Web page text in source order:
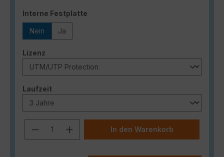
Interne Festplatte
Nein Ja
Lizenz
Laufzeitauswählen
Produkt Anzahl: Gib den
In den Warenkorb